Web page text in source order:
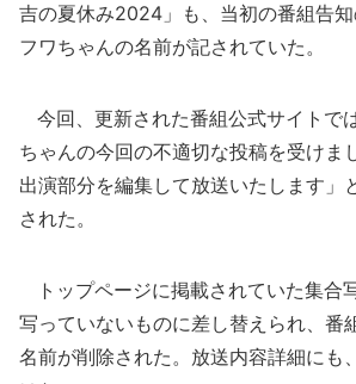
吉の夏休み2024」も、当初の番組告
フワちゃんの名前が記されていた。
今回、更新された番組公式サイトで
ちゃんの今回の不適切な投稿を受けま
出演部分を編集して放送いたします」
された。
トップページに掲載されていた集合
写っていないものに差し替えられ、番
名前が削除された。放送内容詳細にも